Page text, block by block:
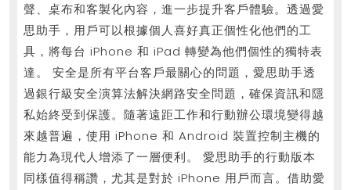
聲、桌布和客製化內容，進一步提升客戶體驗。透過愛
思助手，用戶可以根據個人喜好真正個性化他們的工
具，將每台 iPhone 和 iPad 轉變為他們個性的獨特表
達。 安全是所有平台客戶最關心的問題，愛思助手透
過銀行級安全演算法解決網路安全問題，確保資訊和隱
私始終受到保護。隨著遠距工作和行動辦公環境變得越
來越普遍，使用 iPhone 和 Android 裝置控制主機的
能力為現代人增添了一層便利。 愛思助手的行動版本
同樣值得稱讚，尤其是對於 iPhone 用戶而言。借助愛